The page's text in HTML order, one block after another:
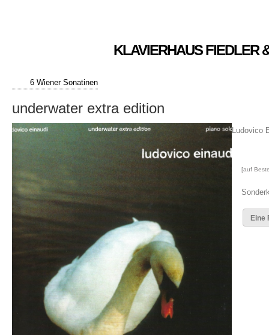
KLAVIERHAUS FIEDLER
6 Wiener Sonatinen
underwater extra edition
Ludovico
[auf
Eine